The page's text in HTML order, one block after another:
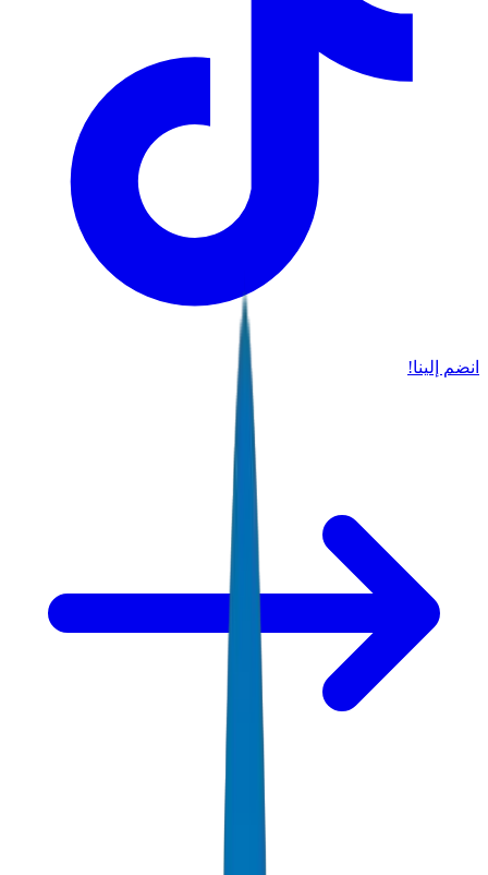
انضم إلينا!